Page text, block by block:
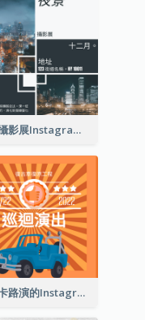
夜景攝影展Instagram貼子
復古卡路演的Instagram帖子